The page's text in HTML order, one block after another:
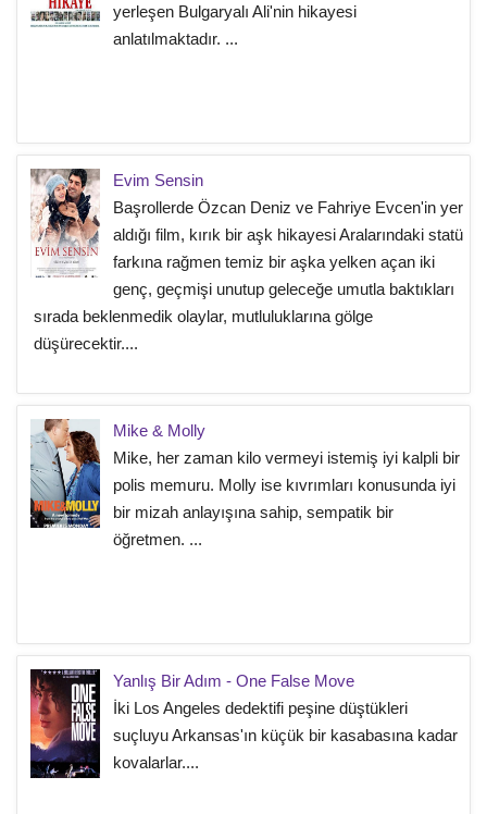
yerleşen Bulgaryalı Ali'nin hikayesi
anlatılmaktadır. ...
Evim Sensin
Başrollerde Özcan Deniz ve Fahriye Evcen'in yer
aldığı film, kırık bir aşk hikayesi Aralarındaki statü
farkına rağmen temiz bir aşka yelken açan iki
genç, geçmişi unutup geleceğe umutla baktıkları
sırada beklenmedik olaylar, mutluluklarına gölge
düşürecektir....
Mike & Molly
Mike, her zaman kilo vermeyi istemiş iyi kalpli bir
polis memuru. Molly ise kıvrımları konusunda iyi
bir mizah anlayışına sahip, sempatik bir
öğretmen. ...
Yanlış Bir Adım - One False Move
İki Los Angeles dedektifi peşine düştükleri
suçluyu Arkansas'ın küçük bir kasabasına kadar
kovalarlar....